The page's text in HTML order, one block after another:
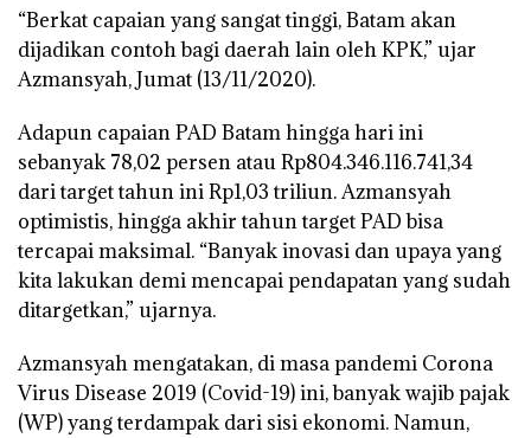
“Berkat capaian yang sangat tinggi, Batam akan
dijadikan contoh bagi daerah lain oleh KPK,” ujar
Azmansyah, Jumat (13/11/2020).
Adapun capaian PAD Batam hingga hari ini
sebanyak 78,02 persen atau Rp804.346.116.741,34
dari target tahun ini Rp1,03 triliun. Azmansyah
optimistis, hingga akhir tahun target PAD bisa
tercapai maksimal. “Banyak inovasi dan upaya yang
kita lakukan demi mencapai pendapatan yang sudah
ditargetkan,” ujarnya.
Azmansyah mengatakan, di masa pandemi Corona
Virus Disease 2019 (Covid-19) ini, banyak wajib pajak
(WP) yang terdampak dari sisi ekonomi. Namun,